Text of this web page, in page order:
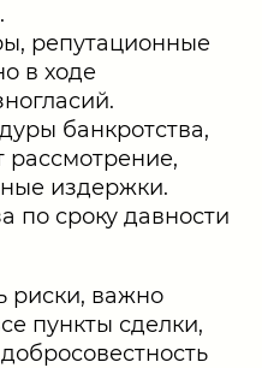
репутационные
в ходе
банкротства,
рассмотрение,
издержки.
по сроку давности
риски, важно
пункты сделки,